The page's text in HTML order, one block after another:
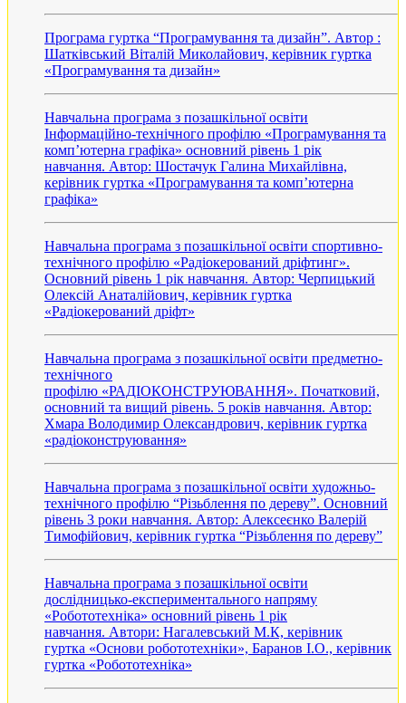
Програма гуртка “Програмування та дизайн”. Автор :
Шатківський Віталій Миколайович, керівник гуртка
«Програмування та дизайн»
Навчальна програма з позашкільної освіти
Інформаційно-технічного профілю «Програмування та
комп’ютерна графіка» основний рівень 1 рік
навчання. Автор: Шостачук Галина Михайлівна,
керівник гуртка «Програмування та комп’ютерна
графіка»
Навчальна програма з позашкільної освіти спортивно-
технічного профілю «Радіокерований дріфтинг».
Основний рівень 1 рік навчання. Автор: Черпицький
Олексій Анаталійович, керівник гуртка
«Радіокерований дріфт»
Навчальна програма з позашкільної освіти предметно-
технічного
профілю «РАДІОКОНСТРУЮВАННЯ». Початковий,
основний та вищий рівень. 5 років навчання. Автор:
Хмара Володимир Олександрович, керівник гуртка
«радіоконструювання»
Навчальна програма з позашкільної освіти художньо-
технічного профілю “Різьблення по дереву”. Основний
рівень 3 роки навчання. Автор: Алексеєнко Валерій
Тимофійович, керівник гуртка “Різьблення по дереву”
Навчальна програма з позашкільної освіти
дослідницько-експериментального напряму
«Робототехніка» основний рівень 1 рік
навчання. Автори: Нагалевський М.К, керівник
гуртка «Основи робототехніки», Баранов І.О., керівник
гуртка «Робототехніка»